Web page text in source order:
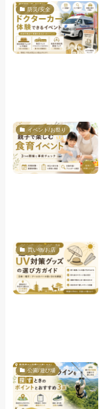
防災/安全
イベント/お祭り
買い物/お店
公園/遊び場